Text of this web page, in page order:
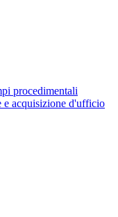
procedimentali
acquisizione d'ufficio